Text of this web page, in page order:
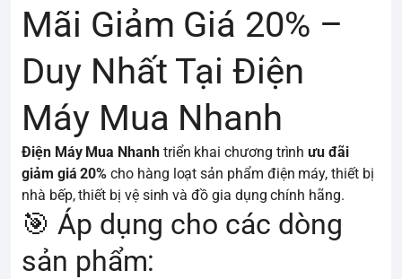
Mãi Giảm Giá 20% –
Duy Nhất Tại Điện
Máy Mua Nhanh
Điện Máy Mua Nhanhtriển khai chương trìnhưu đãi
giảm giá 20% cho hàng loạt sản phẩm điện máy, thiết bị
nhà bếp, thiết bị vệ sinh và đồ gia dụng chính hãng.
🎯 Áp dụng cho các dòng
sản phẩm: